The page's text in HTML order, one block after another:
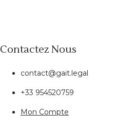
Contactez Nous
contact@gait.legal
+33 954520759
Mon Compte